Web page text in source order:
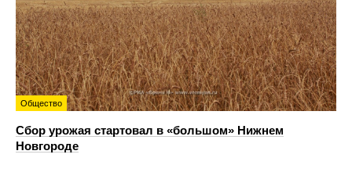
Общество
Сбор урожая стартовал в «большом» Нижнем
Новгороде